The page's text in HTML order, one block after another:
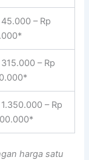
45.000 – Rp
315.000 – Rp
1.350.000 – Rp
harga satu